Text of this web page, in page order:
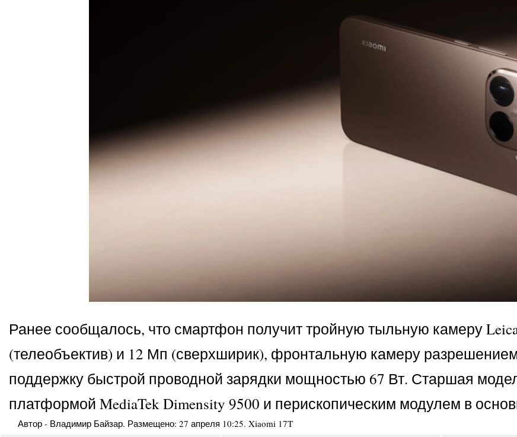
Ранее сообщалось, что смартфон получит тройную тыльную камеру
(телеобъектив) и 12 Мп (сверхширик), фронтальную камеру
поддержку быстрой проводной зарядки мощностью 67 Вт. Старшая
платформой MediaTek Dimensity 9500 и перископическим модулем в
Автор - Владимир Байзар. Размещено: 27 апреля 10:25. Xiaomi 17T